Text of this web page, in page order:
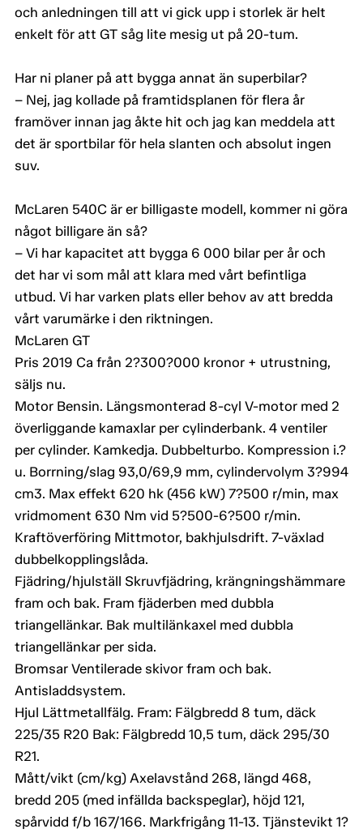
och anledningen till att vi gick upp i storlek är helt
enkelt för att GT såg lite mesig ut på 20-tum.
Har ni planer på att bygga annat än superbilar?
– Nej, jag kollade på framtidsplanen för flera år
framöver innan jag åkte hit och jag kan meddela att
det är sportbilar för hela slanten och absolut ingen
suv.
McLaren 540C är er billigaste modell, kommer ni göra
något billigare än så?
– Vi har kapacitet att bygga 6 000 bilar per år och
det har vi som mål att klara med vårt befintliga
utbud. Vi har varken plats eller behov av att bredda
vårt varumärke i den riktningen.
McLaren GT
Pris 2019 Ca från 2?300?000 kronor + utrustning,
säljs nu.
Motor Bensin. Längsmonterad 8-cyl V-motor med 2
överliggande kamaxlar per cylinderbank. 4 ventiler
per cylinder. Kamkedja. Dubbelturbo. Kompression i.?
u. Borrning/slag 93,0/69,9 mm, cylindervolym 3?994
cm3. Max effekt 620 hk (456 kW) 7?500 r/min, max
vridmoment 630 Nm vid 5?500-6?500 r/min.
Kraftöverföring Mittmotor, bakhjulsdrift. 7-växlad
dubbelkopplingslåda.
Fjädring/hjulställ Skruvfjädring, krängningshämmare
fram och bak. Fram fjäderben med dubbla
triangellänkar. Bak multilänkaxel med dubbla
triangellänkar per sida.
Bromsar Ventilerade skivor fram och bak.
Antisladdsystem.
Hjul Lättmetallfälg. Fram: Fälgbredd 8 tum, däck
225/35 R20 Bak: Fälgbredd 10,5 tum, däck 295/30
R21.
Mått/vikt (cm/kg) Axelavstånd 268, längd 468,
bredd 205 (med infällda backspeglar), höjd 121,
spårvidd f/b 167/166. Markfrigång 11-13. Tjänstevikt 1?